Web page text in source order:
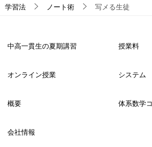
学習法
ノート術 写メる生徒
中高一貫生の夏期講習 授業料
オンライン授業 システム
概要 体系数学
会社情報